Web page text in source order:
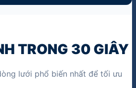
TRONG 30 GIÂY
lưới phổ biến nhất để tối ưu